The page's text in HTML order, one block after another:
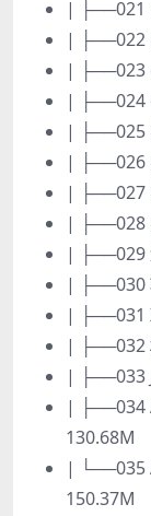
| ├──021
| ├──022
| ├──023
| ├──024
| ├──025
| ├──026
| ├──027
| ├──028
| ├──029
| ├──030
| ├──031
| ├──032
| ├──033
| ├──034
130.68M
| └──035
150.37M